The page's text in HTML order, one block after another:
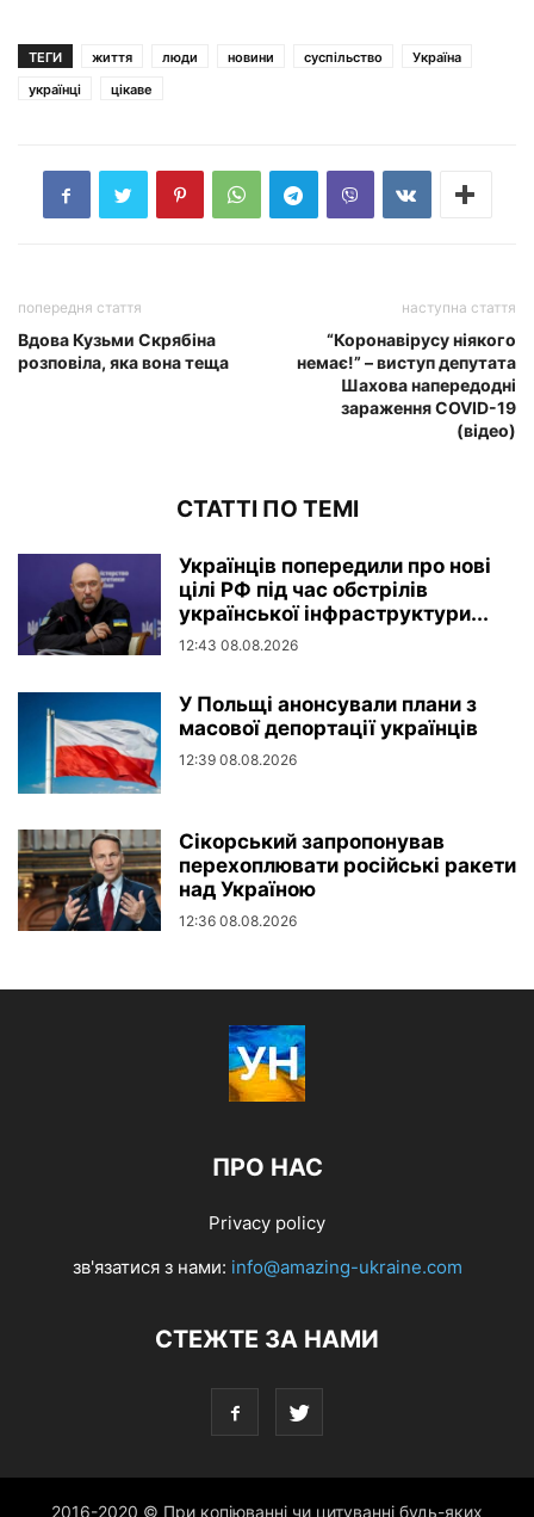
ТЕГИ життя люди новини суспільство
Україна
українці
цікаве
попередня стаття
Вдова Кузьми Скрябіна
розповіла, яка вона теща
наступна стаття
“Коронавірусу ніякого
немає!” – виступ депутата
Шахова напередодні
зараження COVID-19
(відео)
СТАТТІ ПО ТЕМІ
Українців попередили про нові
цілі РФ під час обстрілів
української інфраструктури...
12:43 08.08.2026
У Польщі анонсували плани з
масової депортації українців
12:39 08.08.2026
Сікорський запропонував
перехоплювати російські ракети
над Україною
12:36 08.08.2026
ПРО НАС
Privacy policy
зв'язатися з нами: info@amazing-ukraine.com
СТЕЖТЕ ЗА НАМИ
2016-2020 © При копіюванні чи цитуванні будь-яких